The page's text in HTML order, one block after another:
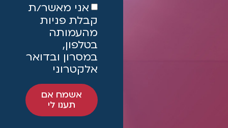
אני מאשר/ת
קבלת פניות
מהעמותה
בטלפון,
במסרון ובדואר
אלקטרוני
אשמח אם
תענו לי